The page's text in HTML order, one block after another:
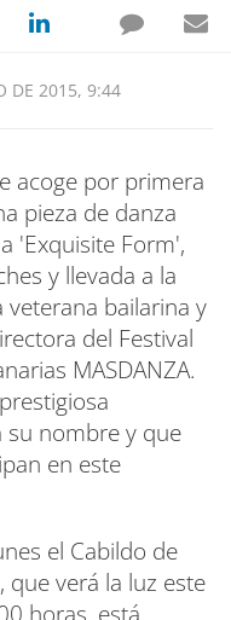
DE 2015, 9:44
acoge por primera
pieza de danza
'Exquisite Form',
y llevada a la
bailarina y
del Festival
MASDANZA.
su nombre y que
en este
el Cabildo de
que verá la luz este
horas, está